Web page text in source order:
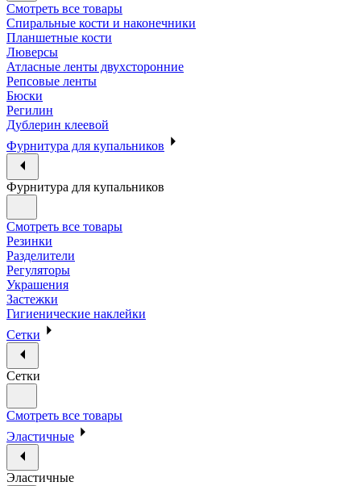
Смотреть все товары
Спиральные кости и наконечники
Планшетные кости
Люверсы
Атласные ленты двухсторонние
Репсовые ленты
Бюски
Регилин
Дублерин клеевой
Фурнитура для купальников
Фурнитура для купальников
Смотреть все товары
Резинки
Разделители
Регуляторы
Украшения
Застежки
Гигиенические наклейки
Сетки
Сетки
Смотреть все товары
Эластичные
Эластичные